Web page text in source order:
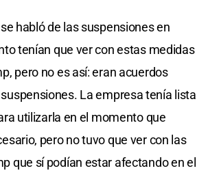
habló de las suspensiones en
tenían que ver con estas medidas
pero no es así: eran acuerdos
La empresa tenía lista
utilizarla en el momento que
pero no tuvo que ver con las
que sí podían estar afectando en el